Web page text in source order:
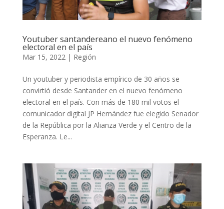
Youtuber santandereano el nuevo fenómeno
electoral en el país
Mar 15, 2022 | Región
Un youtuber y periodista empírico de 30 años se
convirtió desde Santander en el nuevo fenómeno
electoral en el país. Con más de 180 mil votos el
comunicador digital JP Hernández fue elegido Senador
de la República por la Alianza Verde y el Centro de la
Esperanza. Le...